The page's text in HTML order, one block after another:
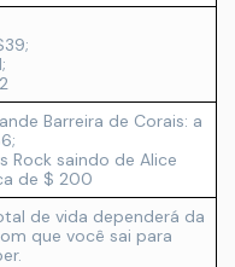
Barreira de Corais: a
Rock saindo de Alice
de $ 200
de vida dependerá da
que você sai para